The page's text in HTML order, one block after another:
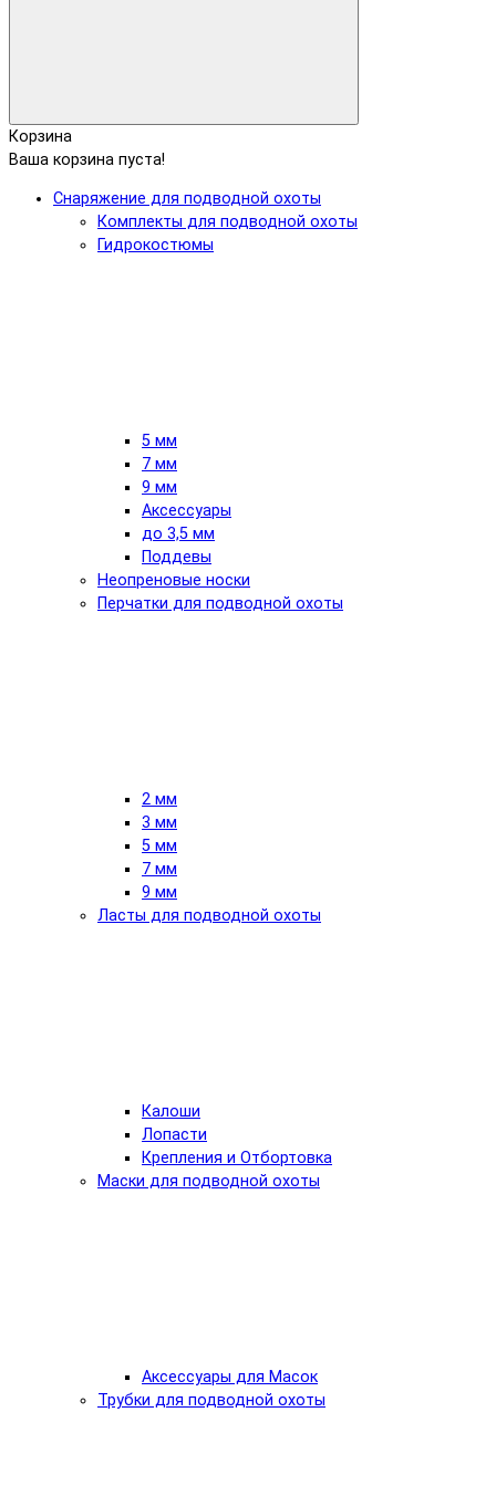
Корзина
Ваша корзина пуста!
Снаряжение для подводной охоты
Комплекты для подводной охоты
Гидрокостюмы
5 мм
7 мм
9 мм
Аксессуары
до 3,5 мм
Поддевы
Неопреновые носки
Перчатки для подводной охоты
2 мм
3 мм
5 мм
7 мм
9 мм
Ласты для подводной охоты
Калоши
Лопасти
Крепления и Отбортовка
Маски для подводной охоты
Аксессуары для Масок
Трубки для подводной охоты